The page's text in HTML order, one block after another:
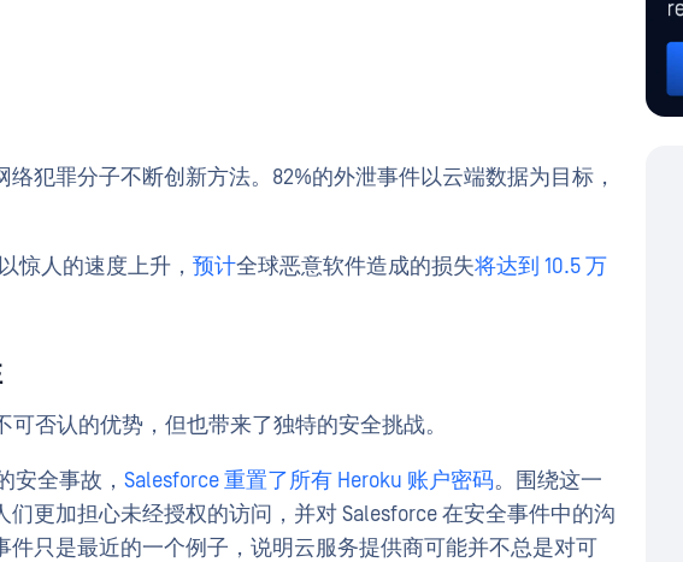
犯罪分子不断创新方法。82%的外泄事件以云端数据为目标，
惊人的速度上升， 预计全球恶意软件造成的损失将达到 10.5 万
可否认的优势，但也带来了独特的安全挑战。
安全事故， Salesforce 重置了所有 Heroku 账户密码。围绕这一
更加担心未经授权的访问，并对 Salesforce 在安全事件中的沟
件只是最近的一个例子，说明云服务提供商可能并不总是对可